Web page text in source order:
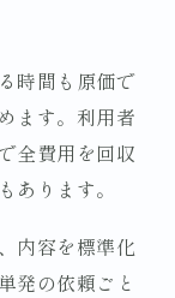
時間も原価で
ます。利用者
全費用を回収
ります。
内容を標準化
発の依頼ごと